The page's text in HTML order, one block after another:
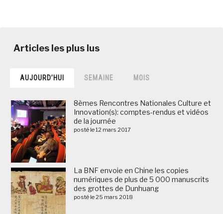
AUJOURD’HUI SEMAINE MOIS
8èmes Rencontres Nationales Culture et
Innovation(s): comptes-rendus et vidéos
de la journée
posté le 12 mars 2017
La BNF envoie en Chine les copies
numériques de plus de 5 000 manuscrits
des grottes de Dunhuang
posté le 25 mars 2018